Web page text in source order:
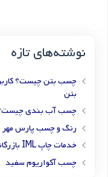
نوشته‌های تازه
چسب بتن چیست؟
بتن
چسب آب بندی چیست؟
رنگ و چسب پارس مهر
خدمات چاپ IML بازرگانی خدیو
چسب آکواریوم سفید